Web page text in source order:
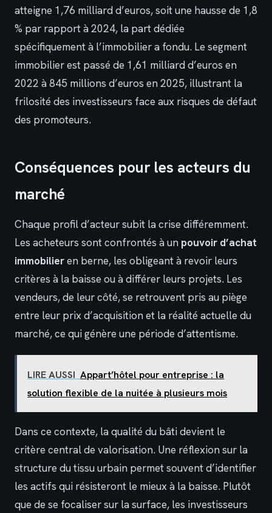
atteigne 1,76 milliard d’euros, soit une hausse de 1,8
% par rapport à 2024, la part dédiée
spécifiquement à l’immobilier a fondu. Le segment
immobilier est passé de 1,61 milliard d’euros en
2022 à 845 millions d’euros en 2025, illustrant la
frilosité des investisseurs face aux risques de défaut
des promoteurs.
Conséquences pour les acteurs du
marché
Chaque profil d’acteur subit la crise différemment.
Les acheteurs sont confrontés à un pouvoir d’achat
immobilieren berne, les obligeant à revoir leurs
critères à la baisse ou à différer leurs projets. Les
vendeurs, de leur côté, se retrouvent pris au piège
entre leur prix d’acquisition et la réalité actuelle du
marché, ce qui génère une période d’attentisme.
LIRE AUSSI Appart’hôtel pour entreprise : la
solution flexible de la nuitée à plusieurs mois
Dans ce contexte, la qualité du bâti devient le
critère central de valorisation. Une réflexion sur la
structure du tissu urbain permet souvent d’identifier
les actifs qui résisteront le mieux à la baisse. Plutôt
que de se focaliser sur la surface, les investisseurs